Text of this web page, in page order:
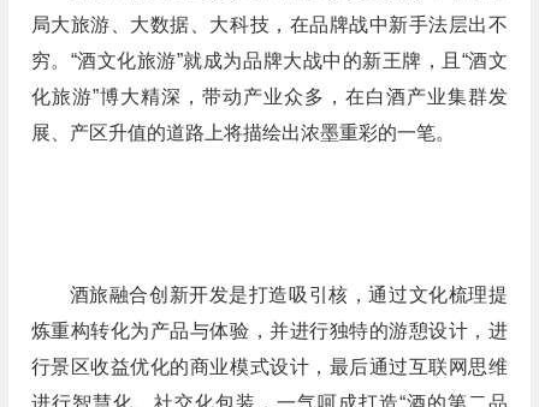
局大旅游、大数据、大科技，在品牌战中新手法层出不
穷。“酒文化旅游”就成为品牌大战中的新王牌，且“酒文
化旅游”博大精深，带动产业众多，在白酒产业集群发
展、产区升值的道路上将描绘出浓墨重彩的一笔。
酒旅融合创新开发是打造吸引核，通过文化梳理提
炼重构转化为产品与体验，并进行独特的游憩设计，进
行景区收益优化的商业模式设计，最后通过互联网思维
进行智慧化、社交化包装，一气呵成打造“酒的第二品